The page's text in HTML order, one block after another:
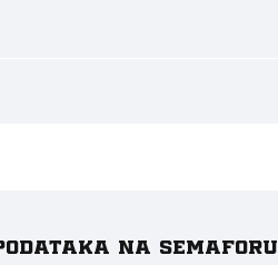
na Semaforu